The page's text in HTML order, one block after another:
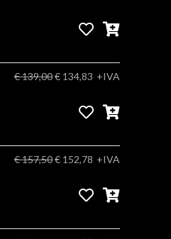
€ 139,00€ 134,83 +IVA
€ 157,50€ 152,78 +IVA